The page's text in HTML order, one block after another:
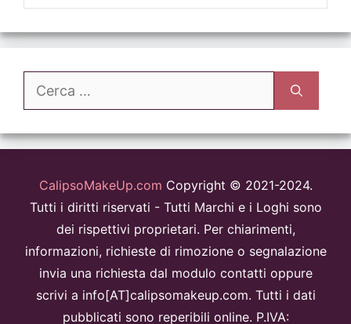
Ricerca
CalipsoMakeUp.com Copyright © 2021-2024.
Tutti i diritti riservati - Tutti Marchi e i Loghi sono
dei rispettivi proprietari. Per chiarimenti,
informazioni, richieste di rimozione o segnalazione
invia una richiesta dal modulo contatti oppure
scrivi a info[AT]calipsomakeup.com. Tutti i dati
pubblicati sono reperibili online. P.IVA: